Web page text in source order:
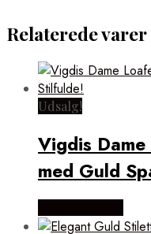
Relaterede varer
Udsalg!
Vigdis
med Guld